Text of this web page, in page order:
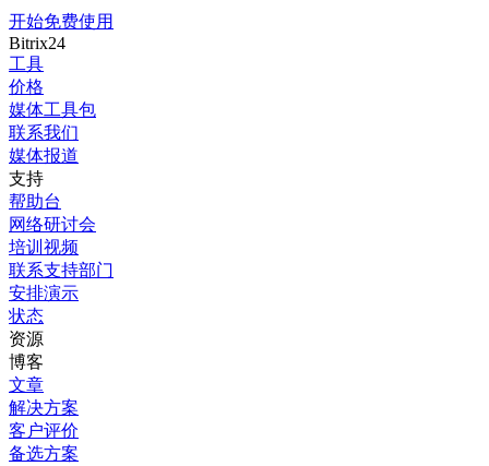
开始免费使用
Bitrix24
工具
价格
媒体工具包
联系我们
媒体报道
支持
帮助台
网络研讨会
培训视频
联系支持部门
安排演示
状态
资源
博客
文章
解决方案
客户评价
备选方案